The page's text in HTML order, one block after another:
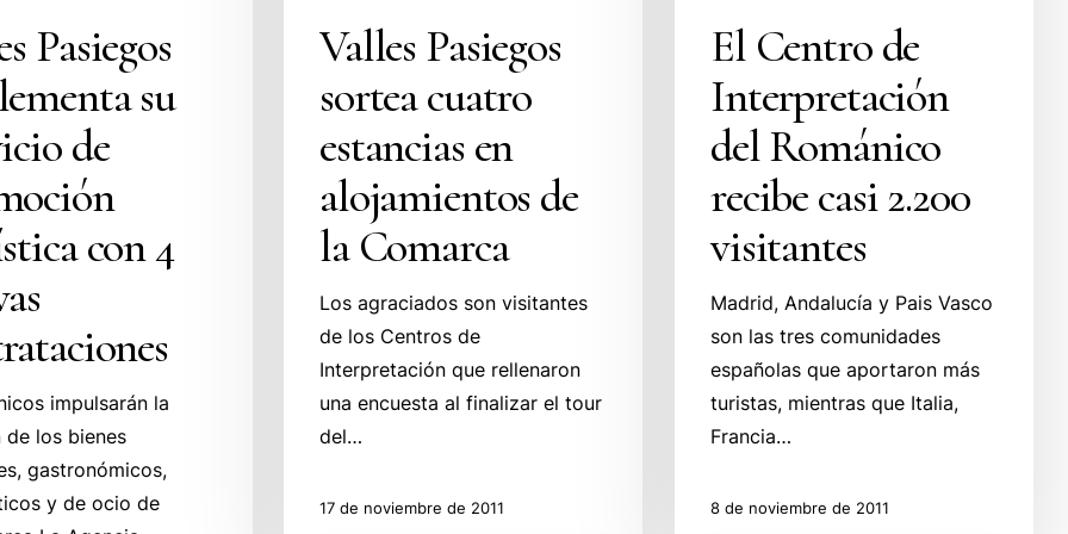
Pasiegos
su
de
con 4
impulsarán la
de los bienes
gastronómicos,
y de ocio de
Valles Pasiegos
sortea cuatro
estancias en
alojamientos de
la Comarca
Los agraciados son visitantes
de los Centros de
Interpretación que rellenaron
una encuesta al finalizar el tour
del…
17 de noviembre de 2011
El Centro de
Interpretación
del Románico
recibe casi 2.200
visitantes
Madrid, Andalucía y Pais Vasco
son las tres comunidades
españolas que aportaron más
turistas, mientras que Italia,
Francia…
8 de noviembre de 2011